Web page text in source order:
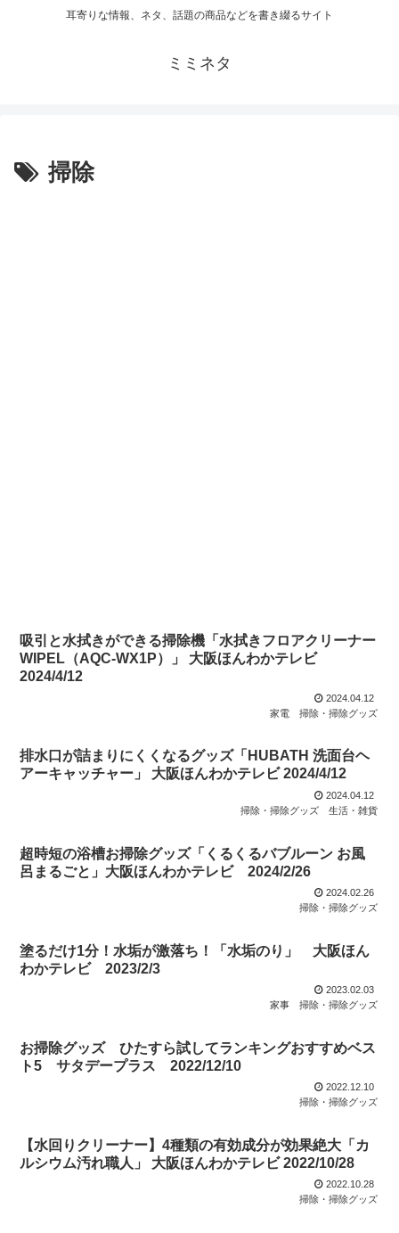
耳寄りな情報、ネタ、話題の商品などを書き綴るサイト
ミミネタ
掃除
吸引と水拭きができる掃除機「水拭きフロアクリーナー
WIPEL（AQC-WX1P）」 大阪ほんわかテレビ
2024/4/12
2024.04.12
家電
掃除・掃除グッズ
排水口が詰まりにくくなるグッズ「HUBATH 洗面台ヘ
アーキャッチャー」 大阪ほんわかテレビ 2024/4/12
2024.04.12
掃除・掃除グッズ
生活・雑貨
超時短の浴槽お掃除グッズ「くるくるバブルーン お風
呂まるごと」大阪ほんわかテレビ 2024/2/26
2024.02.26
掃除・掃除グッズ
塗るだけ1分！水垢が激落ち！「水垢のり」 大阪ほん
わかテレビ 2023/2/3
2023.02.03
家事
掃除・掃除グッズ
お掃除グッズ ひたすら試してランキングおすすめベス
ト5 サタデープラス 2022/12/10
2022.12.10
掃除・掃除グッズ
【水回りクリーナー】4種類の有効成分が効果絶大「カ
ルシウム汚れ職人」 大阪ほんわかテレビ 2022/10/28
2022.10.28
掃除・掃除グッズ